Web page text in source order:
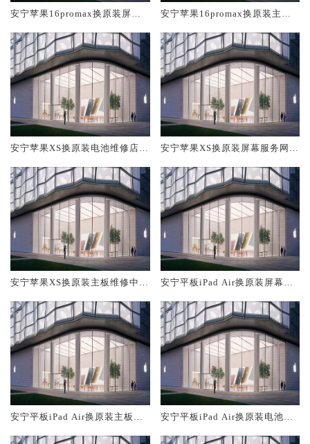
安宁苹果16promax换原装屏幕
安宁苹果16promax换原装主板
安宁苹果XS换原装电池维修店大
安宁苹果XS换原装屏幕服务网点
安宁苹果XS换原装主板维修中心
安宁平板iPad Air换原装屏幕服
安宁平板iPad Air换原装主板维
安宁平板iPad Air换原装电池维